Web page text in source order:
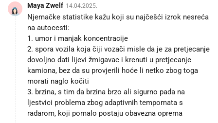
Maya Zwelf 14.04.2025.
Njemačke statistike kažu koji su najčešći izrok nesreća
na autocesti:
1. umor i manjak koncentracije
2. spora vozila koja čiji vozači misle da je za pretjecanje
dovoljno dati lijevi žmigavac i krenuti u pretjecanje
kamiona, bez da su provjerili hoće li netko zbog toga
morati naglo kočiti
3. brzina, s tim da brzina brzo ali sigurno pada na
ljestvici problema zbog adaptivnih tempomata s
radarom, koji pomalo postaju obavezna oprema